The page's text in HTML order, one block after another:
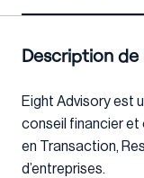
Description
Eight Advisory est
conseil financier et
en Transaction,
d’entreprises.